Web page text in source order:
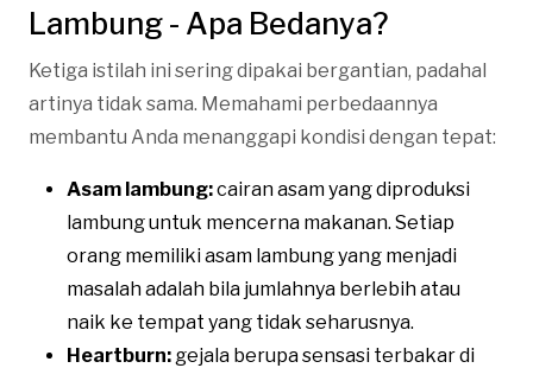
Lambung - Apa Bedanya?
Ketiga istilah ini sering dipakai bergantian, padahal
artinya tidak sama. Memahami perbedaannya
membantu Anda menanggapi kondisi dengan tepat:
Asam lambung:cairan asam yang diproduksi
lambung untuk mencerna makanan. Setiap
orang memiliki asam lambung yang menjadi
masalah adalah bila jumlahnya berlebih atau
naik ke tempat yang tidak seharusnya.
Heartburn: gejala berupa sensasi terbakar di